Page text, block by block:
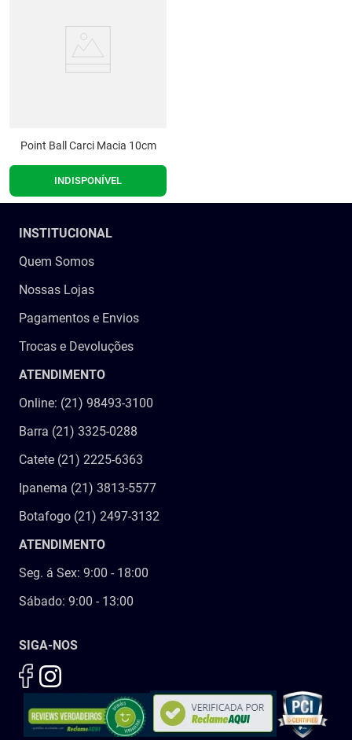
Point Ball Carci Macia 10cm
INDISPONÍVEL
INSTITUCIONAL
Quem Somos
Nossas Lojas
Pagamentos e Envios
Trocas e Devoluções
ATENDIMENTO
Online: (21) 98493-3100
Barra (21) 3325-0288
Catete (21) 2225-6363
Ipanema (21) 3813-5577
Botafogo (21) 2497-3132
ATENDIMENTO
Seg. á Sex: 9:00 - 18:00
Sábado: 9:00 - 13:00
SIGA-NOS